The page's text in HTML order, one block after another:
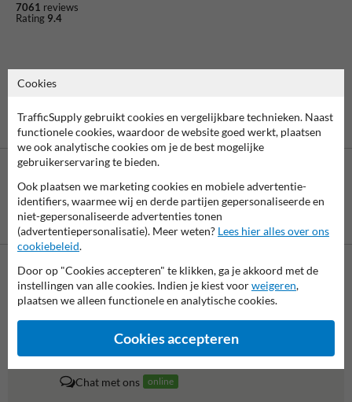
7061 reviews
Rating 9.4
Betaling achteraf
is mogelijk
Neem contact op met onze productspecialist Igor!
We zijn vandaag tot 17.00 telefonisch bereikbaar voor
al je vragen over onze producten en diensten.
038-7920070
Chat met ons online
Cookies
TrafficSupply gebruikt cookies en vergelijkbare technieken. Naast
functionele cookies, waardoor de website goed werkt, plaatsen
we ook analytische cookies om je de best mogelijke
gebruikerservaring te bieden.
Ook plaatsen we marketing cookies en mobiele advertentie-
identifiers, waarmee wij en derde partijen gepersonaliseerde en
niet-gepersonaliseerde advertenties tonen
(advertentiepersonalisatie). Meer weten? Lees hier alles over ons
cookiebeleid.
Door op "Cookies accepteren" te klikken, ga je akkoord met de
instellingen van alle cookies. Indien je kiest voorweigeren,
plaatsen we alleen functionele en analytische cookies.
Cookies accepteren